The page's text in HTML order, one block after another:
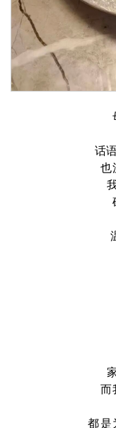
话
也
而
都是